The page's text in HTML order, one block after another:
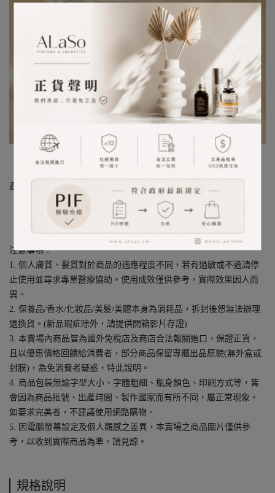
圖片來源︰Estee Lauder
產地︰美國
注意事項︰
1. 個人膚質、髮質對於商品的適應程度不同，若有過敏或不適請停
止使用並尋求專業醫療協助。使用成效僅供參考，實際效果因人而
異。
2. 保養品/香水/化妝品/美髮/美體本身為消耗品，拆封後恕無法辦理
退換貨。(新品瑕疵除外，請提供開箱影片存證)
3. 本賣場內商品皆為國外免稅店及商店合法報關進口，保證正貨，
且以優惠價格回饋給消費者，部分商品保留專櫃出品原貌(無外盒或
封膜)，為免消費者疑惑，特此說明。
4. 商品包裝無論字型大小、字體粗細、瓶身顏色、印刷方式等，皆
會因為商品批號、出產時間、製作國家而有所不同，屬正常現象。
如要求完美者，不建議使用網路購物。
5. 因電腦螢幕設定及個人觀感之差異，本賣場之商品圖片僅供參
考，以收到實際商品為準，請見諒。
規格說明